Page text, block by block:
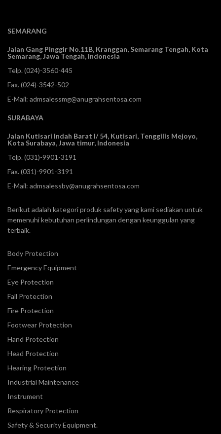
SEMARANG
Jalan Gang Pinggir No.11B, Kranggan,Semarang Tengah, Kota
Semarang, Jawa Tengah, Indonesia
Telp. (024)-3560-445
Fax. (024)-3542-502
E-Mail: admsalessmg@anugrahsentosa.com
SURABAYA
Jalan Kutisari Indah Barat I/ 54, Kutisari, Tenggilis Mejoyo,
Kota Surabaya, Jawa timur, Indonesia
Telp. (031)-9901-3191
Fax. (031)-9901-3191
E-Mail: admsalessby@anugrahsentosa.com
Berikut adalah kategori produk safety yang kami sediakan untuk
memenuhi kebutuhan perlindungan dengan keunggulan yang
terbaik.
Body Protection
Emergency Equipment
Eye Protection
Fall Protection
Fire Protection
Footwear Protection
Hand Protection
Head Protection
Hearing Protection
Industrial Maintenance
Instrument
Respiratory Protection
Safety & Security Equipment.